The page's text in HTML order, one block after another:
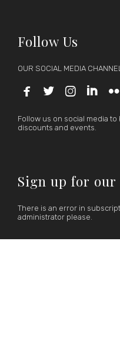
Follow Us
OUR SOCIAL MEDIA
    
Follow us on social media
discounts and events.
Sign up for
There is an error in
administrator please.